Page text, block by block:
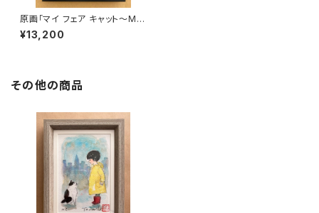
原画「マイ フェア キャット〜My
Fair Cat」ポストカードサイズ
¥13,200
その他の商品